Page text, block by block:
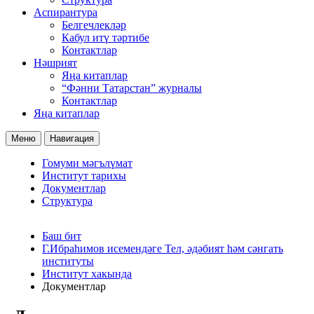
Аспирантура
Белгечлекләр
Кабул итү тәртибе
Контактлар
Нәшрият
Яңа китаплар
“Фәнни Татарстан” журналы
Контактлар
Яңа китаплар
Меню Навигация
Гомуми мәгълүмат
Институт тарихы
Документлар
Структура
Баш бит
Г.Ибраһимов исемендәге Тел, әдәбият һәм сәнгать
институты
Институт хакында
Документлар